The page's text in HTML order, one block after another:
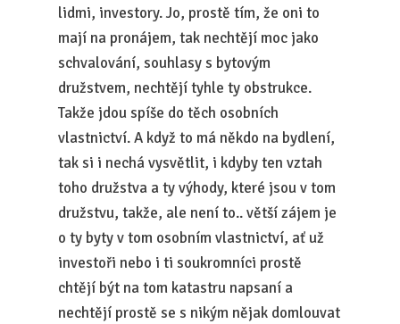
lidmi, investory. Jo, prostě tím, že oni to
mají na pronájem, tak nechtějí moc jako
schvalování, souhlasy s bytovým
družstvem, nechtějí tyhle ty obstrukce.
Takže jdou spíše do těch osobních
vlastnictví. A když to má někdo na bydlení,
tak si i nechá vysvětlit, i kdyby ten vztah
toho družstva a ty výhody, které jsou v tom
družstvu, takže, ale není to.. větší zájem je
o ty byty v tom osobním vlastnictví, ať už
investoři nebo i ti soukromníci prostě
chtějí být na tom katastru napsaní a
nechtějí prostě se s nikým nějak domlouvat